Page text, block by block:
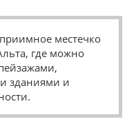
местечко
где можно
зданиями и